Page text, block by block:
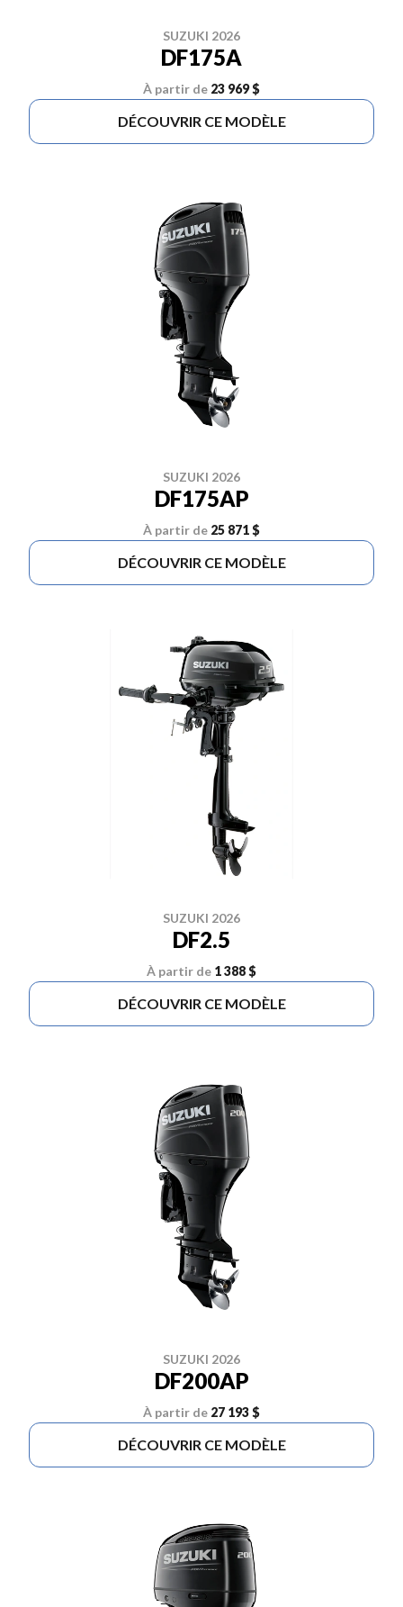
SUZUKI 2026
DF175A
À partir de 23 969 $
DÉCOUVRIR CE MODÈLE
SUZUKI 2026
DF175AP
À partir de 25 871 $
DÉCOUVRIR CE MODÈLE
SUZUKI 2026
DF2.5
À partir de 1 388 $
DÉCOUVRIR CE MODÈLE
SUZUKI 2026
DF200AP
À partir de 27 193 $
DÉCOUVRIR CE MODÈLE